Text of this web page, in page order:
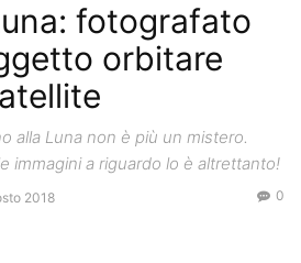
fotografato
orbitare
alla Luna non è più un mistero.
immagini a riguardo lo è altrettanto!
2018 0